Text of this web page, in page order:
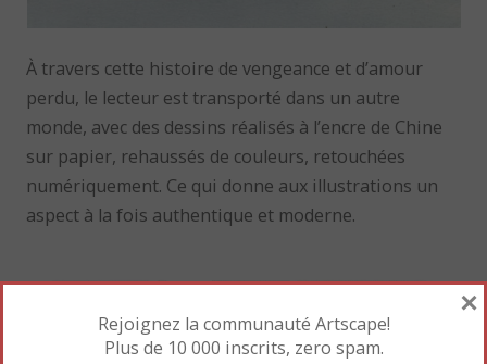
À travers cette histoire de vengeance et d’amour
perdu, le lecteur est transporté dans un autre
monde, avec des dessins réalisés à l’encre de Chine
sur papier, rehaussés de couleurs, retouchées
numériquement. Ce qui donne aux illustrations un
aspect à la fois authentique et moderne.
Rejoignez la communauté Artscape!
Plus de 10 000 inscrits, zero spam.
×